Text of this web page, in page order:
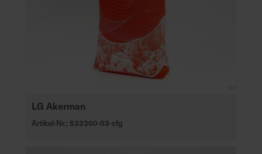
LG Akerman
Artikel-Nr.: 533300-03-cfg